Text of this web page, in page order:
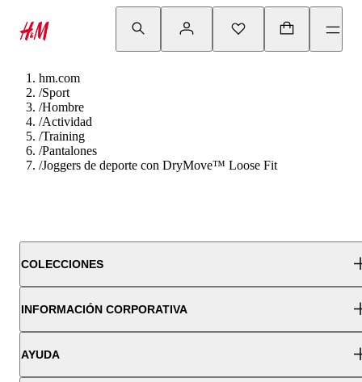
hm.com
/Sport
/Hombre
/Actividad
/Training
/Pantalones
/Joggers de deporte con DryMove™ Loose Fit
COLECCIONES
INFORMACIÓN CORPORATIVA
AYUDA